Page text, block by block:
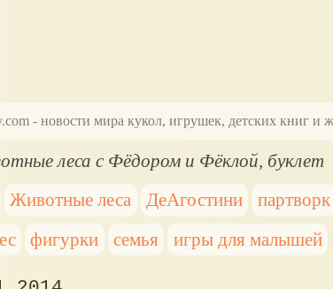
- новости мира кукол, игрушек, детских книг и
леса с Фёдором и Фёклой, буклет
Животные леса ДеАгостини партворк
фигурки семья игры для малышей